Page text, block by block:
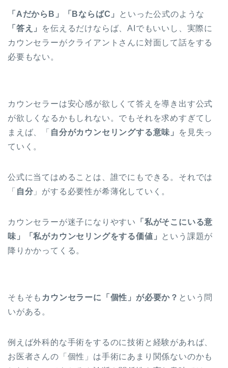
「AだからB」「BならばC」
といった公式のような
「答え」
を伝えるだけならば、AIでもいいし、実際に
カウンセラーがクライアントさんに対面して話をする
必要もない。
カウンセラーは安心感が欲しくて答えを導き出す公式
が欲しくなるかもしれない。でもそれを求めすぎてし
まえば、「 自分がカウンセリングする意味」
を見失っ
ていく。
公式に当てはめることは、誰でにもできる。それでは
「 自分 」がする必要性が希薄化していく。
カウンセラーが迷子になりやすい
「私がそこにいる意
味」「私がカウンセリングをする価値」
という課題が
降りかかってくる。
そもそも カウンセラーに「個性」が必要か？ という問
いがある。
例えば外科的な手術をするのに技術と経験があれば、
お医者さんの「個性」は手術にあまり関係ないのかも